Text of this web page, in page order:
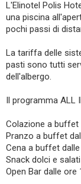
L'Elinotel Polis
una piscina
pochi passi di
La tariffa delle
pasti sono tutti
dell'albergo.
Il programma ALL
Colazione a buffet
Pranzo a buffet
Cena a buffet dalle
Snack dolci e
Open Bar dalle ore